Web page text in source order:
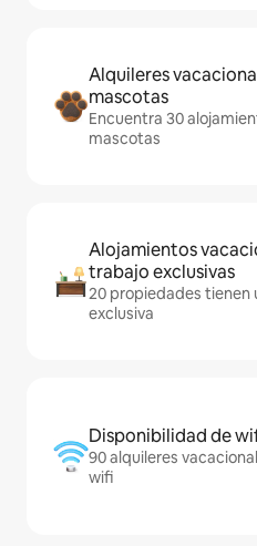
Alquileres
mascotas
Encuentra 30
mascotas
Alojamientos
trabajo exclusivas
20 propiedades tienen
exclusiva
Disponibilidad de
90 alquileres
wifi